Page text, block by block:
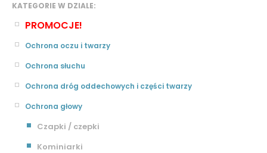
KATEGORIE W DZIALE:
PROMOCJE!
Ochrona oczu i twarzy
Ochrona słuchu
Ochrona dróg oddechowych i części twarzy
Ochrona głowy
Czapki / czepki
Kominiarki